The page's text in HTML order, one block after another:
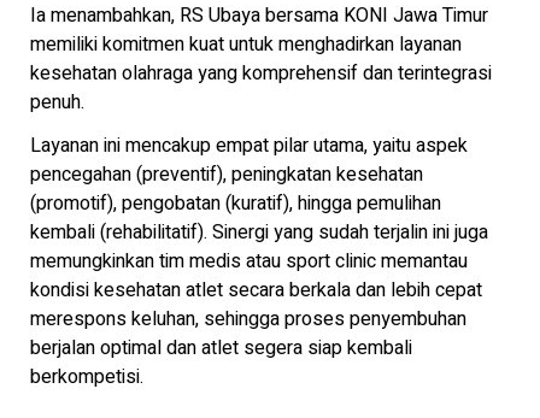
Ia menambahkan, RS Ubaya bersama KONI Jawa Timur
memiliki komitmen kuat untuk menghadirkan layanan
kesehatan olahraga yang komprehensif dan terintegrasi
penuh.
Layanan ini mencakup empat pilar utama, yaitu aspek
pencegahan (preventif), peningkatan kesehatan
(promotif), pengobatan (kuratif), hingga pemulihan
kembali (rehabilitatif). Sinergi yang sudah terjalin ini juga
memungkinkan tim medis atau sport clinic memantau
kondisi kesehatan atlet secara berkala dan lebih cepat
merespons keluhan, sehingga proses penyembuhan
berjalan optimal dan atlet segera siap kembali
berkompetisi.